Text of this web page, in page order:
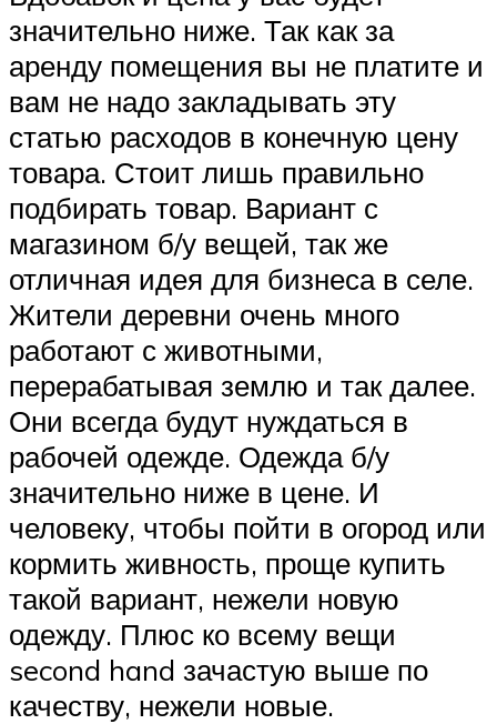
значительно ниже. Так как за
аренду помещения вы не платите и
вам не надо закладывать эту
статью расходов в конечную цену
товара. Стоит лишь правильно
подбирать товар. Вариант с
магазином б/у вещей, так же
отличная идея для бизнеса в селе.
Жители деревни очень много
работают с животными,
перерабатывая землю и так далее.
Они всегда будут нуждаться в
рабочей одежде. Одежда б/у
значительно ниже в цене. И
человеку, чтобы пойти в огород или
кормить живность, проще купить
такой вариант, нежели новую
одежду. Плюс ко всему вещи
second hand зачастую выше по
качеству, нежели новые.